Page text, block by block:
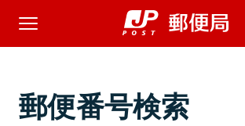
郵便番号検索